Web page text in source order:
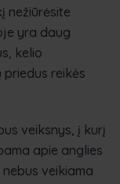
nežiūrėsite
yra daug
kelio
reikės
veiksnys, į kurį
apie anglies
veikiama